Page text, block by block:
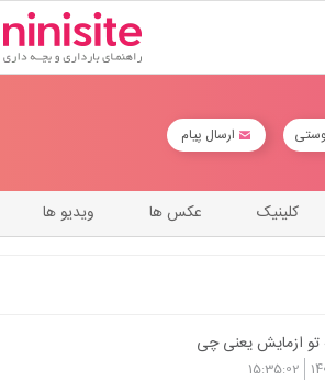
ارسال پیام
ویدیو ها عکس ها کلینیک
تو ازمايش يعني چي
15:35:02